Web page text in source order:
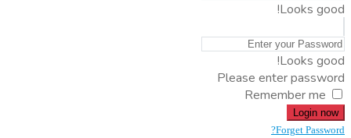
Looks good!
Looks good!
Please enter password
Remember me
Login now
Forget Password?